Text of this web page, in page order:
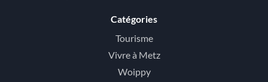
Catégories
Tourisme
Vivre à Metz
Woippy